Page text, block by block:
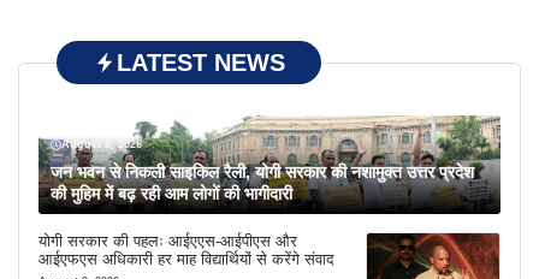
LATEST NEWS
August 8, 2026
जन भवन से निकली साइकिल रैली, योगी सरकार की नशामुक्त उत्तर प्रदेश
की मुहिम में बढ़ रही आम लोगों की भागीदारी
योगी सरकार की पहलः आईएएस-आईपीएस और
आईएफएस अधिकारी हर माह विद्यार्थियों से करेंगे संवाद